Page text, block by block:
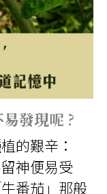
發現呢 ?
的艱辛：
神便易受
番茄」那般